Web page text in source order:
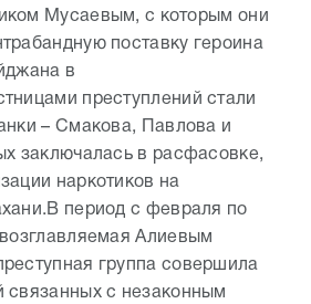
Мусаевым, с которым они
поставку героина
в
преступлений стали
– Смакова, Павлова и
заключалась в расфасовке,
наркотиков на
В период с февраля по
Алиевым
группа совершила
связанных с незаконным